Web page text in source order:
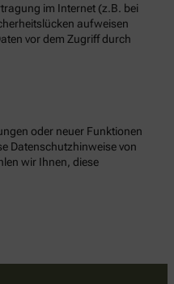
im Internet (z.B. bei
aufweisen
vor dem Zugriff durch
oder neuer Funktionen
Datenschutzhinweise von
wir Ihnen, diese